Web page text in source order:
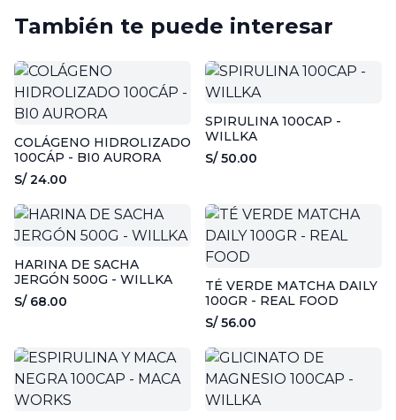
También te puede interesar
COLÁGENO HIDROLIZADO
100CÁP - BI0 AURORA
S/ 24.00
SPIRULINA 100CAP -
WILLKA
S/ 50.00
HARINA DE SACHA
JERGÓN 500G - WILLKA
S/ 68.00
TÉ VERDE MATCHA DAILY
100GR - REAL FOOD
S/ 56.00